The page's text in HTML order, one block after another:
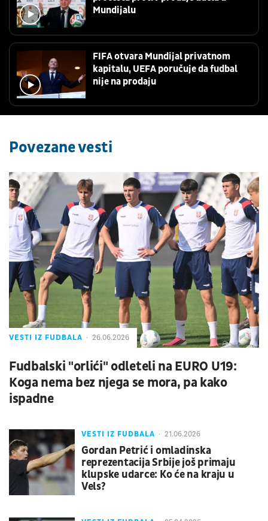
Mundijalu
FIFA otvara Mundijal privatnom
kapitalu, UEFA poručuje da fudbal
nije na prodaju
Povezane vesti
VESTI IZ FUDBALA 26.06.2026
Fudbalski "orlići" odleteli na EURO U19:
Koga nema bez njega se mora, pa kako
ispadne
VESTI IZ FUDBALA 21.06.2026
Gordan Petrić i omladinska
reprezentacija Srbije još primaju
klupske udarce: Ko će na kraju u
Vels?